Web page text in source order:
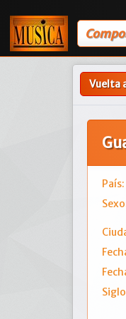
Vuelta
País: